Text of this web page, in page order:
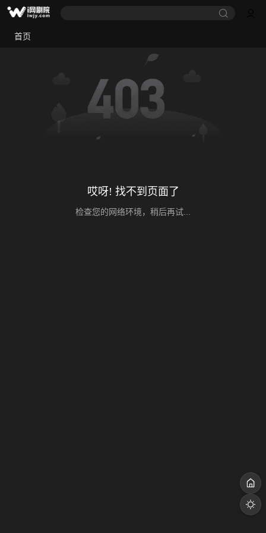
首页
哎呀! 找不到页面了
检查您的网络环境，稍后再试...